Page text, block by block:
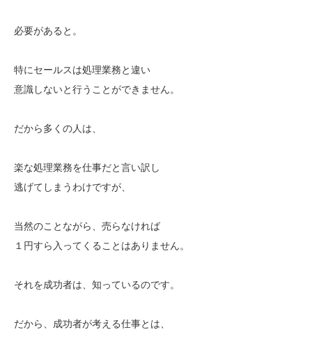
必要があると。
特にセールスは処理業務と違い
意識しないと行うことができません。
だから多くの人は、
楽な処理業務を仕事だと言い訳し
逃げてしまうわけですが、
当然のことながら、売らなければ
１円すら入ってくることはありません。
それを成功者は、知っているのです。
だから、成功者が考える仕事とは、